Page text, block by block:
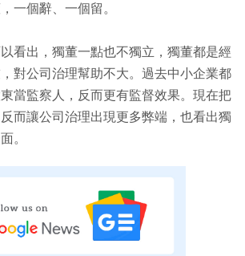
一個辭、一個留。
看出，獨董一點也不獨立，獨董都是經
對公司治理幫助不大。過去中小企業都
當監察人，反而更有監督效果。現在把
而讓公司治理出現更多弊端，也看出獨
。